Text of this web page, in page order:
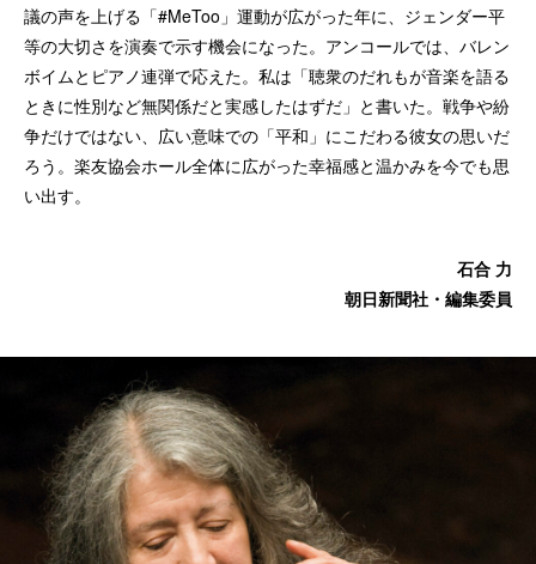
議の声を上げる「#MeToo」運動が広がった年に、ジェンダー平
等の大切さを演奏で示す機会になった。アンコールでは、バレン
ボイムとピアノ連弾で応えた。私は「聴衆のだれもが音楽を語る
ときに性別など無関係だと実感したはずだ」と書いた。戦争や紛
争だけではない、広い意味での「平和」にこだわる彼女の思いだ
ろう。楽友協会ホール全体に広がった幸福感と温かみを今でも思
い出す。
石合 力
朝日新聞社・編集委員